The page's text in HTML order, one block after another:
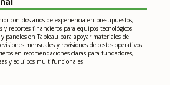
con dos años de experiencia en presupuestos,
y reportes financieros para equipos tecnológicos.
paneles en Tableau para apoyar materiales de
mensuales y revisiones de costes operativos.
en recomendaciones claras para fundadores,
y equipos multifuncionales.